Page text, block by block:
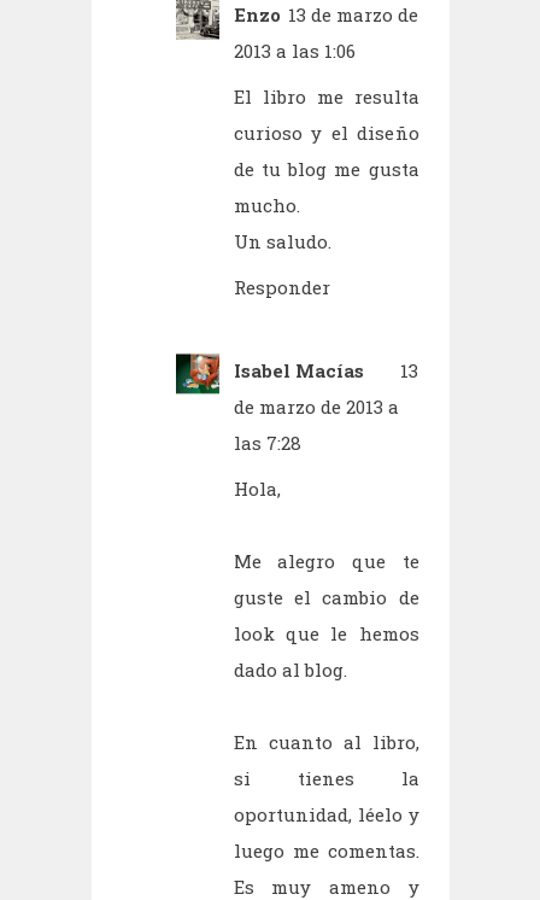
Enzo 13 de marzo de
2013 a las 1:06
El libro me resulta
curioso y el diseño
de tu blog me gusta
mucho.
Un saludo.
Responder
Isabel Macías
13
de marzo de 2013 a
las 7:28
Hola,
Me alegro que te
guste el cambio de
look que le hemos
dado al blog.
En cuanto al libro,
si tienes la
oportunidad, léelo y
luego me comentas.
Es muy ameno y